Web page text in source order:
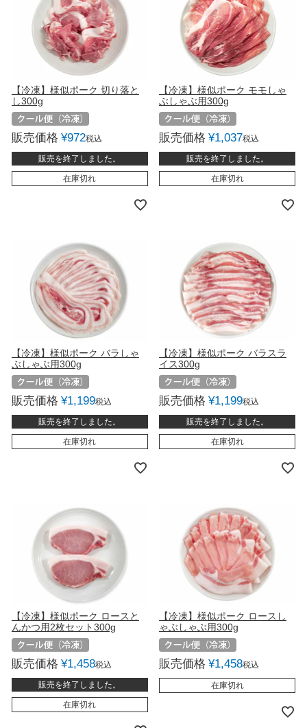
【冷凍】様似ポーク 切り落と
し300g
販売価格 ¥972税込
販売を終了しました。
在庫切れ
【冷凍】様似ポーク モモしゃ
ぶしゃぶ用300g
販売価格 ¥1,037税込
販売を終了しました。
在庫切れ
【冷凍】様似ポーク バラしゃ
ぶしゃぶ用300g
販売価格 ¥1,199税込
販売を終了しました。
在庫切れ
【冷凍】様似ポーク バラスラ
イス300g
販売価格 ¥1,199税込
販売を終了しました。
在庫切れ
【冷凍】様似ポーク ロースと
んかつ用2枚セット300g
販売価格 ¥1,458税込
販売を終了しました。
在庫切れ
【冷凍】様似ポーク ロースし
ゃぶしゃぶ用300g
販売価格 ¥1,458税込
在庫切れ